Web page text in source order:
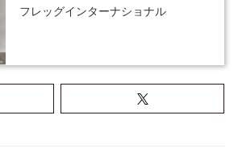
フレッグインターナショナル